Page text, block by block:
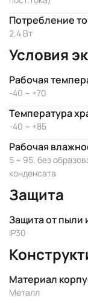
Потребление
2.4 Вт
Условия
Рабочая
-40 ~ +70
Температура
-40 ~ +85
Рабочая
5 ~ 95, без
конденсата
Защита
Защита от пыли
IP30
Материал
Металл